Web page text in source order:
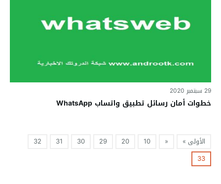
29 سبتمبر 2020
خطوات أمان رسائل تطبيق واتساب WhatsApp
الأولى » «
10
20
29
30
31
32
33